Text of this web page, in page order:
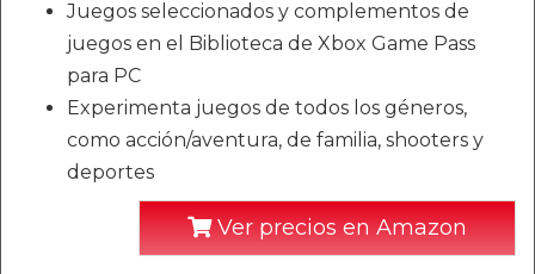
Juegos seleccionados y complementos de
juegos en el Biblioteca de Xbox Game Pass
para PC
Experimenta juegos de todos los géneros,
como acción/aventura, de familia, shooters y
deportes
Ver precios en Amazon